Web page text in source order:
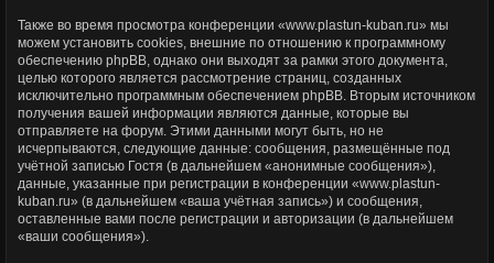
Также во время просмотра конференции «www.plastun-kuban.ru» мы
можем установить cookies, внешние по отношению к программному
обеспечению phpBB, однако они выходят за рамки этого документа,
целью которого является рассмотрение страниц, созданных
исключительно программным обеспечением phpBB. Вторым источником
получения вашей информации являются данные, которые вы
отправляете на форум. Этими данными могут быть, но не
исчерпываются, следующие данные: сообщения, размещённые под
учётной записью Гостя (в дальнейшем «анонимные сообщения»),
данные, указанные при регистрации в конференции «www.plastun-
kuban.ru» (в дальнейшем «ваша учётная запись») и сообщения,
оставленные вами после регистрации и авторизации (в дальнейшем
«ваши сообщения»).